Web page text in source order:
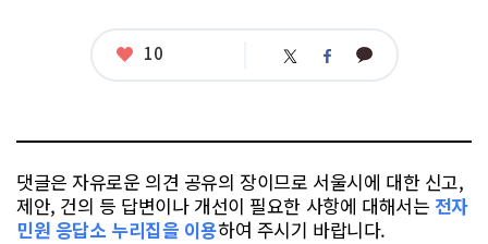
좋
10 트 페 카
댓글은 자유로운 의견 공유의 장이므로 서울시에 대한 신고,
제안, 건의 등 답변이나 개선이 필요한 사항에 대해서는 전자
민원 응답소 누리집을 이용하여 주시기 바랍니다.